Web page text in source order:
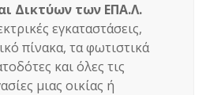
Δικτύων των ΕΠΑ.Λ.
εγκαταστάσεις,
πίνακα, τα φωτιστικά
και όλες τις
μιας οικίας ή